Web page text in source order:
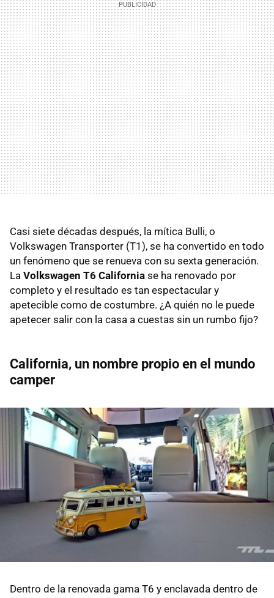
Casi siete décadas después, la mítica Bulli, o
Volkswagen Transporter (T1), se ha convertido en todo
un fenómeno que se renueva con su sexta generación.
La Volkswagen T6 California se ha renovado por
completo y el resultado es tan espectacular y
apetecible como de costumbre. ¿A quién no le puede
apetecer salir con la casa a cuestas sin un rumbo fijo?
California, un nombre propio en el mundo
camper
Dentro de la renovada gama T6 y enclavada dentro de